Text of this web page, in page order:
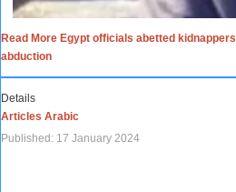
Read More Egypt officials abetted
abduction
Details
Articles Arabic
Published: 17 January 2024